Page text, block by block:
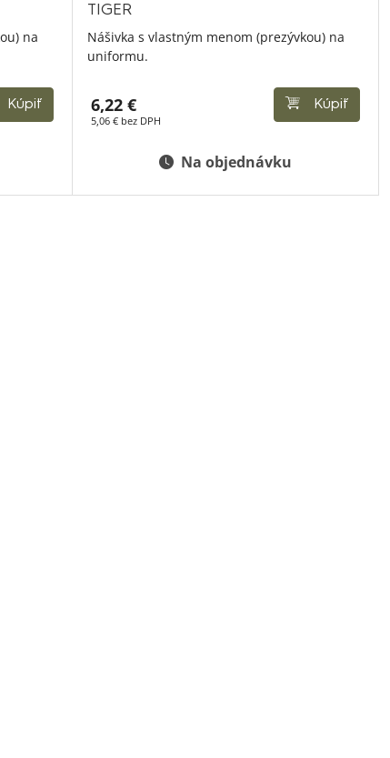
na
Kúpiť
TIGER
Nášivka s vlastným menom (prezývkou) na
uniformu.
6,22 €
5,06 € bez DPH
Kúpiť
Na objednávku